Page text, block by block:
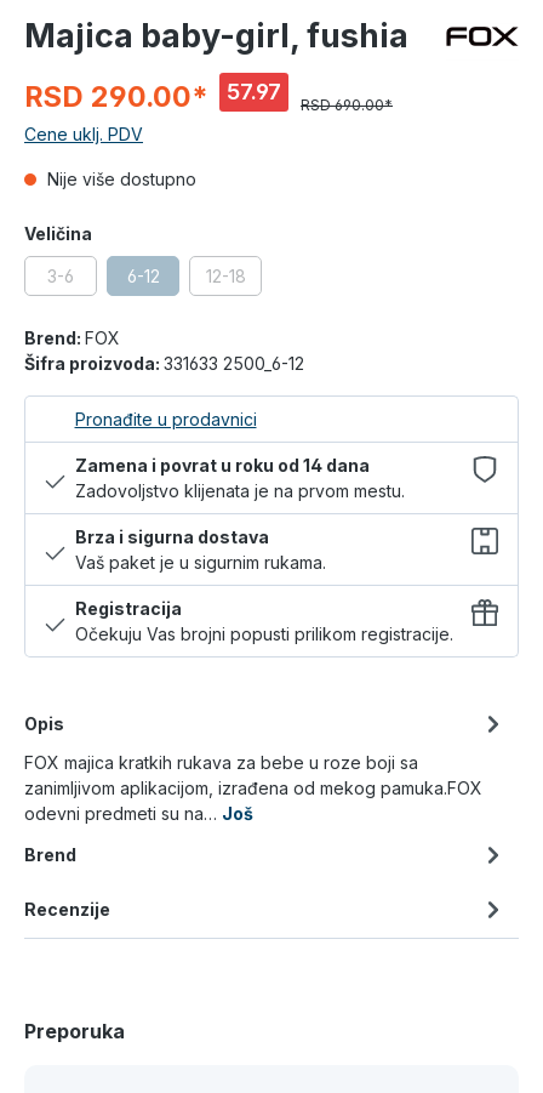
Majica baby-girl, fushia
RSD 290.00*
57.97
RSD 690.00*
Cene uklj. PDV
Nije više dostupno
Veličina
3-6 6-12 12-18
Brend: FOX
Šifra proizvoda: 331633 2500_6-12
Pronađite u prodavnici
Zamena i povrat u roku od 14 dana
Zadovoljstvo klijenata je na prvom mestu.
Brza i sigurna dostava
Vaš paket je u sigurnim rukama.
Registracija
Očekuju Vas brojni popusti prilikom registracije.
Opis
FOX majica kratkih rukava za bebe u roze boji sa
zanimljivom aplikacijom, izrađena od mekog pamuka.FOX
odevni predmeti su na… Još
Brend
Recenzije
Preporuka